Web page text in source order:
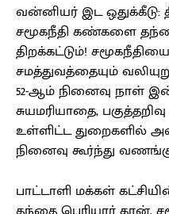
வன்னியர் இட ஒதுக்கீடு:
சமூகநீதி கண்களை
திறக்கட்டும்!
சமத்துவத்தையும்
52-ஆம் நினைவு நாள்
சுயமரியாதை,
உள்ளிட்ட துறைகளில்
நினைவு கூர்ந்து
பாட்டாளி மக்கள்